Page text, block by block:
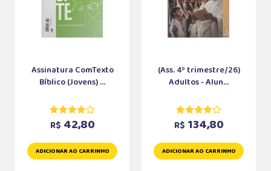
Assinatura ComTexto
Bíblico (Jovens) ...
R$ 42,80
ADICIONAR AO CARRINHO
(Ass. 4º trimestre/26)
Adultos - Alun...
R$ 134,80
ADICIONAR AO CARRINHO